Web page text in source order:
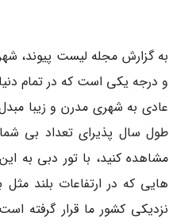
به گزارش مجله لیست پیوند،
و درجه یکی است که در تمام
عادی به شهری مدرن و زیبا
طول سال پذیرای تعداد بی
مشاهده کنید، با تور دبی به
نزدیکی کشور ما قرار گرفته